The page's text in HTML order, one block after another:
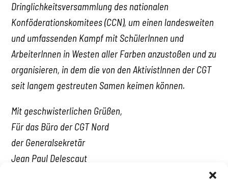
Dringlichkeitsversammlung des nationalen
Konföderationskomitees (CCN), um einen landesweiten
und umfassenden Kampf mit SchülerInnen und
ArbeiterInnen in Westen aller Farben anzustoßen und zu
organisieren, in dem die von den AktivistInnen der CGT
seit langem gestreuten Samen keimen können.
Mit geschwisterlichen Grüßen,
Für das Büro der CGT Nord
der Generalsekretär
Jean Paul Delescaut